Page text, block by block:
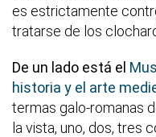
es estrictamente
tratarse de los
De un lado está el
historia y el arte
termas galo-romanas
la vista, uno, dos, tres